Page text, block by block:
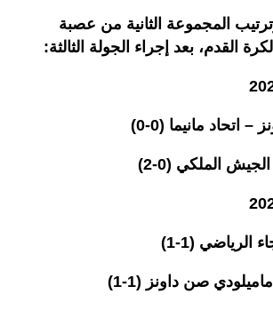
المجموعة الثانية من عصبة
القدم، بعد إجراء الجولة الثالثة:
اتحاد مانيما (0-0)
الملكي (0-2)
الرياضي (1-1)
صن داونز (1-1)